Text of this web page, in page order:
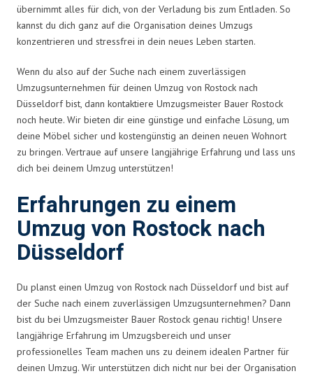
übernimmt alles für dich, von der Verladung bis zum Entladen. So
kannst du dich ganz auf die Organisation deines Umzugs
konzentrieren und stressfrei in dein neues Leben starten.
Wenn du also auf der Suche nach einem zuverlässigen
Umzugsunternehmen für deinen Umzug von Rostock nach
Düsseldorf bist, dann kontaktiere Umzugsmeister Bauer Rostock
noch heute. Wir bieten dir eine günstige und einfache Lösung, um
deine Möbel sicher und kostengünstig an deinen neuen Wohnort
zu bringen. Vertraue auf unsere langjährige Erfahrung und lass uns
dich bei deinem Umzug unterstützen!
Erfahrungen zu einem
Umzug von Rostock nach
Düsseldorf
Du planst einen Umzug von Rostock nach Düsseldorf und bist auf
der Suche nach einem zuverlässigen Umzugsunternehmen? Dann
bist du bei Umzugsmeister Bauer Rostock genau richtig! Unsere
langjährige Erfahrung im Umzugsbereich und unser
professionelles Team machen uns zu deinem idealen Partner für
deinen Umzug. Wir unterstützen dich nicht nur bei der Organisation